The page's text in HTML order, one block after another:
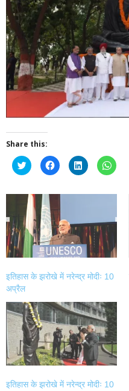
Share this:
Click
to
share
Twitter
(Opens
in
new
window)
Click
to
share
Facebook
in
new
window)
Click
to
share
LinkedIn
window)
Click
to
इतिहास के झरोखे में नरेन्द्र मोदीः 10
अप्रैल
इतिहास के झरोखे में नरेन्द्र मोदीः 10